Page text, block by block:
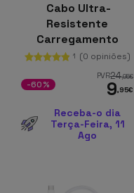
Cabo Ultra-
Resistente
Carregamento
Rápido 3 em 1 240W
1 (0 opiniões)
PVR24,95€
9,95€
-60%
Receba-o dia
Terça-Feira, 11
Ago